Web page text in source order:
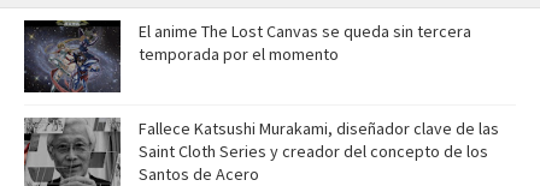
El anime The Lost Canvas se queda sin tercera
temporada por el momento
Fallece Katsushi Murakami, diseñador clave de las
Saint Cloth Series y creador del concepto de los
Santos de Acero